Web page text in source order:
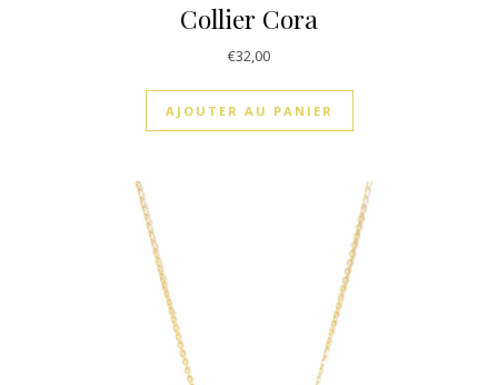
Collier Cora
€32,00
AJOUTER AU PANIER